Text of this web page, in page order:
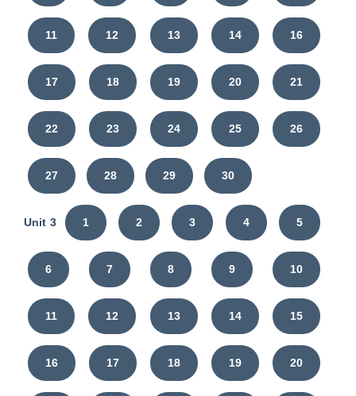
11 12 13 14 16
17 18 19 20 21
22 23 24 25 26
27 28 29 30
Unit 3 1 2 3 4 5
6 7 8 9 10
11 12 13 14 15
16 17 18 19 20